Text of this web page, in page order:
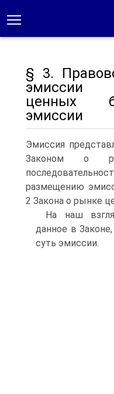
§ 3.
эмиссии
ценных
эмиссии
Эмиссия
Законом о
размещению
2 Закона о рынке
На наш
данное в
суть эмиссии.